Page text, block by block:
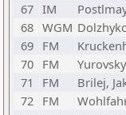
67 IM
68 WGM
69
FM
70
FM
71
FM Brilej,
72
FM